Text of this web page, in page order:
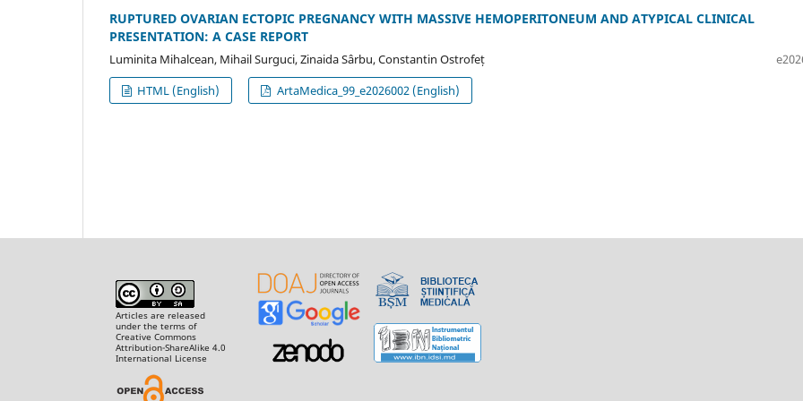
RUPTURED OVARIAN ECTOPIC PREGNANCY WITH MASSIVE HEMOPERITONEUM AND ATYPICAL CLINICAL
PRESENTATION: A CASE REPORT
Luminita Mihalcean, Mihail Surguci, Zinaida Sârbu, Constantin Ostrofeț
HTML (English)
ArtaMedica_99_e2026002 (English)
Articles are released
under the terms of
Creative Commons
Attribution-ShareAlike 4.0
International License